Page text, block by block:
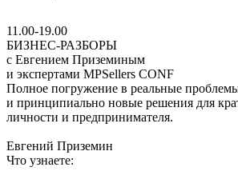
11.00-19.00
БИЗНЕС-РАЗБОРЫ
с Евгением Приземиным
и экспертами MPSellers CONF
Полное погружение в реальные
и принципиально новые решения для
личности и предпринимателя.
Евгений Приземин
Что узнаете: